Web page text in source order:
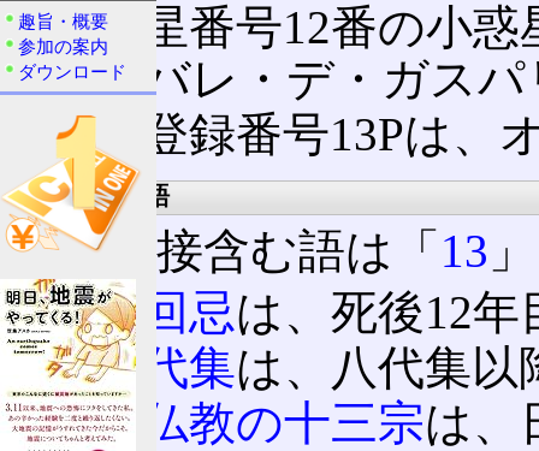
小惑星番号12番の小
ニーバレ・デ・ガス
彗星登録番号13Pは、
13に関する語
13を直接含む語は「 13
十三回忌は、死後12
十三代集は、八代集以
日本仏教の十三宗は、
趣旨・概要
参加の案内
ダウンロード